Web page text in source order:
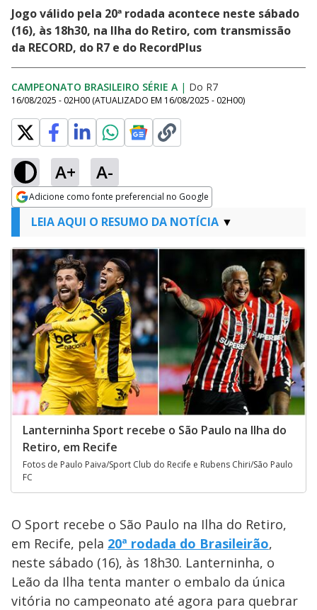
Jogo válido pela 20ª rodada acontece neste sábado
(16), às 18h30, na Ilha do Retiro, com transmissão
da RECORD, do R7 e do RecordPlus
CAMPEONATO BRASILEIRO SÉRIE A | Do R7
16/08/2025 - 02H00 (ATUALIZADO EM 16/08/2025 - 02H00)
A+ A-
Adicione como fonte preferencial no Google
Opens in new window
LEIA AQUI O RESUMO DA NOTÍCIA
Lanterninha Sport recebe o São Paulo na Ilha do
Retiro, em Recife
Fotos de Paulo Paiva/Sport Club do Recife e Rubens Chiri/São Paulo
FC
O Sport recebe o São Paulo na Ilha do Retiro,
em Recife, pela 20ª rodada do Brasileirão,
neste sábado (16), às 18h30. Lanterninha, o
Leão da Ilha tenta manter o embalo da única
vitória no campeonato até agora para quebrar